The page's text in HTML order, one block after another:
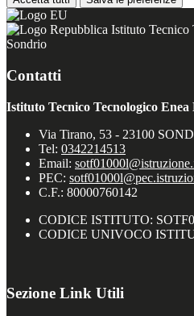
Istituto Tecnico
Sondrio
Contatti
Istituto Tecnico Tecnologico
Via Tirano, 53 - 23100
Tel: 0342214513
Email:
PEC:
C.F.: 80000760142
CODICE ISTITUTO:
CODICE UNIVOCO
Sezione Link Utili